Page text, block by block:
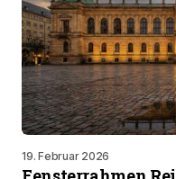
19. Februar 2026